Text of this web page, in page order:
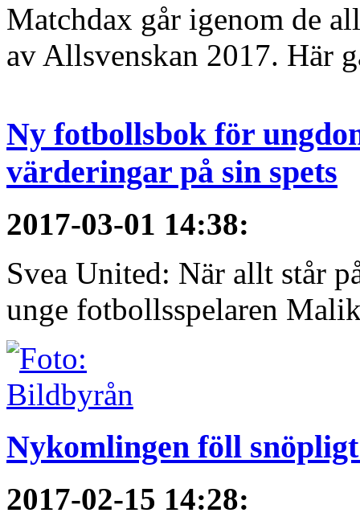
Matchdax går igenom de
av Allsvenskan 2017. Här
Ny fotbollsbok för
värderingar på sin spets
2017-03-01 14:38:
Svea United: När allt står
unge fotbollsspelaren
Nykomlingen föll
2017-02-15 14:28: